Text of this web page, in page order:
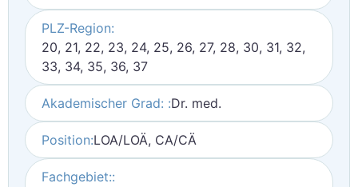
PLZ-Region:
20, 21, 22, 23, 24, 25, 26, 27, 28, 30, 31, 32,
33, 34, 35, 36, 37
Akademischer Grad: :Dr. med.
Position:LOA/LOÄ, CA/CÄ
Fachgebiet::